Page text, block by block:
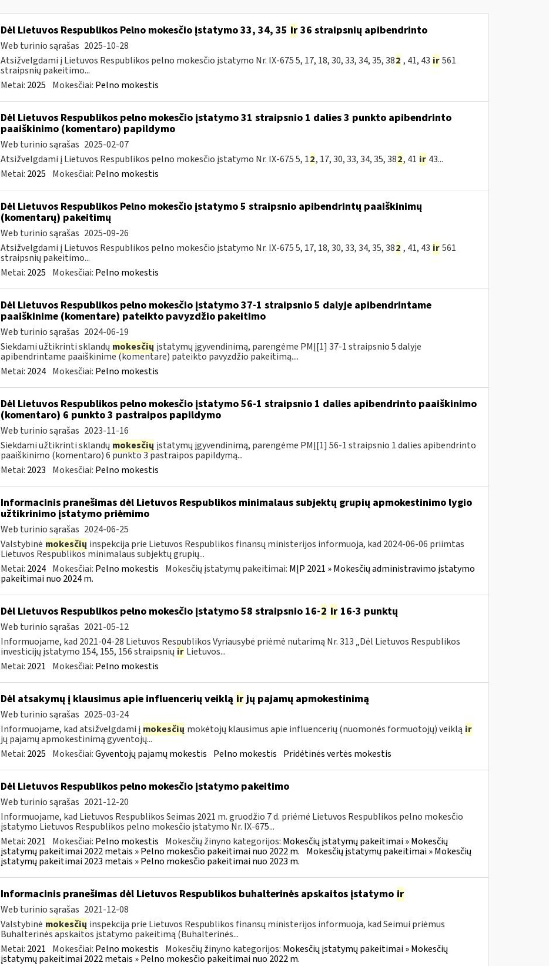
Dėl Lietuvos Respublikos Pelno mokesčio įstatymo 33, 34, 35 ir36 straipsnių apibendrinto
Web turinio sąrašas 2025-10-28
Atsižvelgdami į Lietuvos Respublikos pelno mokesčio įstatymo Nr. IX-675 5, 17, 18, 30, 33, 34, 35, 382 , 41, 43 ir 561
straipsnių pakeitimo...
Metai: 2025 Mokesčiai: Pelno mokestis
Dėl Lietuvos Respublikos pelno mokesčio įstatymo 31 straipsnio 1 dalies 3 punkto apibendrinto
paaiškinimo (komentaro) papildymo
Web turinio sąrašas 2025-02-07
Atsižvelgdami į Lietuvos Respublikos pelno mokesčio įstatymo Nr. IX-675 5, 12, 17, 30, 33, 34, 35, 382, 41 ir 43...
Metai: 2025 Mokesčiai: Pelno mokestis
Dėl Lietuvos Respublikos Pelno mokesčio įstatymo 5 straipsnio apibendrintų paaiškinimų
(komentarų) pakeitimų
Web turinio sąrašas 2025-09-26
Atsižvelgdami į Lietuvos Respublikos pelno mokesčio įstatymo Nr. IX-675 5, 17, 18, 30, 33, 34, 35, 382 , 41, 43 ir 561
straipsnių pakeitimo...
Metai: 2025 Mokesčiai: Pelno mokestis
Dėl Lietuvos Respublikos pelno mokesčio įstatymo 37-1 straipsnio 5 dalyje apibendrintame
paaiškinime (komentare) pateikto pavyzdžio pakeitimo
Web turinio sąrašas 2024-06-19
Siekdami užtikrinti sklandų mokesčių įstatymų įgyvendinimą, parengėme PMĮ[1] 37-1 straipsnio 5 dalyje
apibendrintame paaiškinime (komentare) pateikto pavyzdžio pakeitimą....
Metai: 2024 Mokesčiai: Pelno mokestis
Dėl Lietuvos Respublikos pelno mokesčio įstatymo 56-1 straipsnio 1 dalies apibendrinto paaiškinimo
(komentaro) 6 punkto 3 pastraipos papildymo
Web turinio sąrašas 2023-11-16
Siekdami užtikrinti sklandų mokesčių įstatymų įgyvendinimą, parengėme PMĮ[1] 56-1 straipsnio 1 dalies apibendrinto
paaiškinimo (komentaro) 6 punkto 3 pastraipos papildymą...
Metai: 2023 Mokesčiai: Pelno mokestis
Informacinis pranešimas dėl Lietuvos Respublikos minimalaus subjektų grupių apmokestinimo lygio
užtikrinimo įstatymo priėmimo
Web turinio sąrašas 2024-06-25
Valstybinė mokesčių inspekcija prie Lietuvos Respublikos finansų ministerijos informuoja, kad 2024-06-06 priimtas
Lietuvos Respublikos minimalaus subjektų grupių...
Metai: 2024 Mokesčiai: Pelno mokestis Mokesčių įstatymų pakeitimai: MĮP 2021 » Mokesčių administravimo įstatymo
pakeitimai nuo 2024 m.
Dėl Lietuvos Respublikos pelno mokesčio įstatymo 58 straipsnio 16-2 ir16-3 punktų
Web turinio sąrašas 2021-05-12
Informuojame, kad 2021-04-28 Lietuvos Respublikos Vyriausybė priėmė nutarimą Nr. 313 „Dėl Lietuvos Respublikos
investicijų įstatymo 154, 155, 156 straipsnių ir Lietuvos...
Metai: 2021 Mokesčiai: Pelno mokestis
Dėl atsakymų į klausimus apie influencerių veiklą irjų pajamų apmokestinimą
Web turinio sąrašas 2025-03-24
Informuojame, kad atsižvelgdami į mokesčių mokėtojų klausimus apie influencerių (nuomonės formuotojų) veiklą ir
jų pajamų apmokestinimą gyventojų...
Metai: 2025 Mokesčiai:Gyventojų pajamų mokestis Pelno mokestis Pridėtinės vertės mokestis
Dėl Lietuvos Respublikos pelno mokesčio įstatymo pakeitimo
Web turinio sąrašas 2021-12-20
Informuojame, kad Lietuvos Respublikos Seimas 2021 m. gruodžio 7 d. priėmė Lietuvos Respublikos pelno mokesčio
įstatymo Lietuvos Respublikos pelno mokesčio įstatymo Nr. IX-675...
Metai: 2021 Mokesčiai: Pelno mokestis Mokesčių žinyno kategorijos: Mokesčių įstatymų pakeitimai » Mokesčių
įstatymų pakeitimai 2022 metais » Pelno mokesčio pakeitimai nuo 2022 m. Mokesčių įstatymų pakeitimai » Mokesčių
įstatymų pakeitimai 2023 metais » Pelno mokesčio pakeitimai nuo 2023 m.
Informacinis pranešimas dėl Lietuvos Respublikos buhalterinės apskaitos įstatymo ir
Web turinio sąrašas 2021-12-08
Valstybinė mokesčių inspekcija prie Lietuvos Respublikos finansų ministerijos informuoja, kad Seimui priėmus
Buhalterinės apskaitos įstatymo pakeitimą (Buhalterinės...
Metai: 2021 Mokesčiai: Pelno mokestis Mokesčių žinyno kategorijos: Mokesčių įstatymų pakeitimai » Mokesčių
įstatymų pakeitimai 2022 metais » Pelno mokesčio pakeitimai nuo 2022 m.